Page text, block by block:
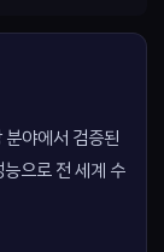
야에서 검증된
으로 전 세계 수